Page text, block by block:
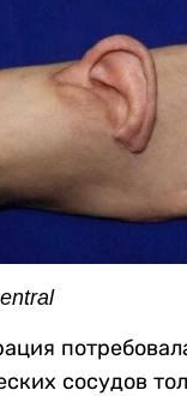
сосудов